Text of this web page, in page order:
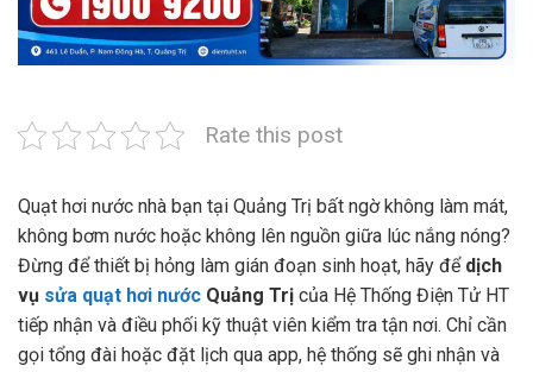
Rate this post
Quạt hơi nước nhà bạn tại Quảng Trị bất ngờ không làm mát,
không bơm nước hoặc không lên nguồn giữa lúc nắng nóng?
Đừng để thiết bị hỏng làm gián đoạn sinh hoạt, hãy để dịch
vụ sửa quạt hơi nước Quảng Trị của Hệ Thống Điện Tử HT
tiếp nhận và điều phối kỹ thuật viên kiểm tra tận nơi. Chỉ cần
gọi tổng đài hoặc đặt lịch qua app, hệ thống sẽ ghi nhận và